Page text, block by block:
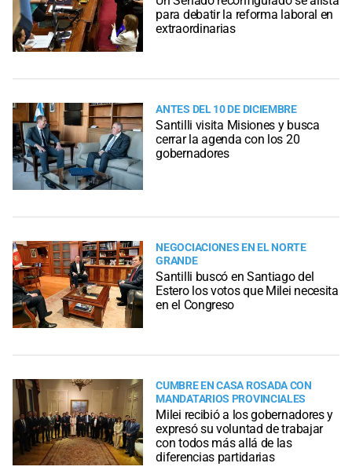
para debatir la reforma laboral en
extraordinarias
ANTES DEL 10 DE DICIEMBRE
Santilli visita Misiones y busca
cerrar la agenda con los 20
gobernadores
NEGOCIACIONES EN EL NORTE
GRANDE
Santilli buscó en Santiago del
Estero los votos que Milei necesita
en el Congreso
CUMBRE EN CASA ROSADA CON
MANDATARIOS PROVINCIALES
Milei recibió a los gobernadores y
expresó su voluntad de trabajar
con todos más allá de las
diferencias partidarias